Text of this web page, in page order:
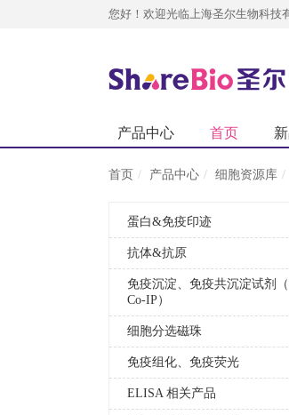
您好！欢迎光临上海圣尔生物科技
产品中心 首页
首页 产品中心 细胞资源库
蛋白&免疫印迹
抗体&抗原
免疫沉淀、免疫共沉淀试剂（
Co-IP）
细胞分选磁珠
免疫组化、免疫荧光
ELISA 相关产品